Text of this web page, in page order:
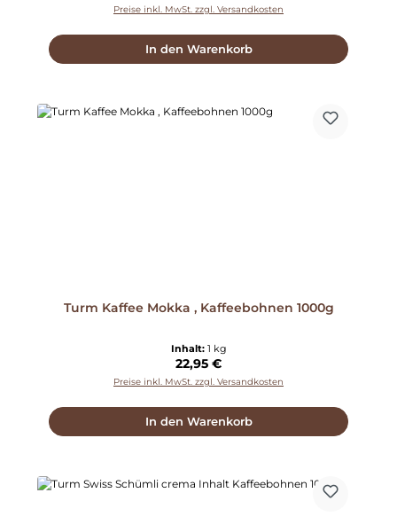
Preise inkl. MwSt. zzgl. Versandkosten
In den Warenkorb
Turm Kaffee Mokka , Kaffeebohnen 1000g
Inhalt: 1 kg
Regulärer Preis:
22,95 €
Preise inkl. MwSt. zzgl. Versandkosten
In den Warenkorb